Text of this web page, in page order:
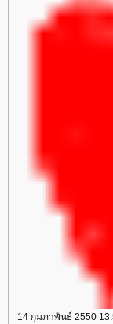
14 กุมภาพันธ์ 2550